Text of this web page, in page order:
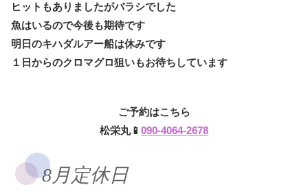
ヒットもありましたがバラシでした
魚はいるので今後も期待です
明日のキハダルアー船は休みです
１日からのクロマグロ狙いもお待ちしています
ご予約はこちら
松栄丸📱 090-4064-2678
8月定休日